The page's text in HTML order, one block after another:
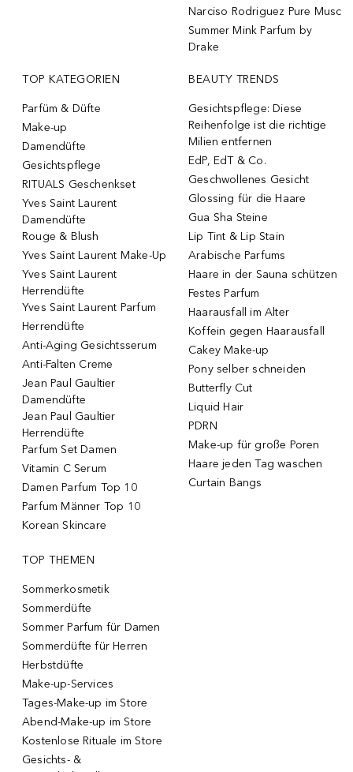
Narciso Rodriguez Pure Musc
Summer Mink Parfum by
Drake
TOP KATEGORIEN
Parfüm & Düfte
Make-up
Damendüfte
Gesichtspflege
RITUALS Geschenkset
Yves Saint Laurent
Damendüfte
Rouge & Blush
Yves Saint Laurent Make-Up
Yves Saint Laurent
Herrendüfte
Yves Saint Laurent Parfum
Herrendüfte
Anti-Aging Gesichtsserum
Anti-Falten Creme
Jean Paul Gaultier
Damendüfte
Jean Paul Gaultier
Herrendüfte
Parfum Set Damen
Vitamin C Serum
Damen Parfum Top 10
Parfum Männer Top 10
Korean Skincare
BEAUTY TRENDS
Gesichtspflege: Diese
Reihenfolge ist die richtige
Milien entfernen
EdP, EdT & Co.
Geschwollenes Gesicht
Glossing für die Haare
Gua Sha Steine
Lip Tint & Lip Stain
Arabische Parfums
Haare in der Sauna schützen
Festes Parfum
Haarausfall im Alter
Koffein gegen Haarausfall
Cakey Make-up
Pony selber schneiden
Butterfly Cut
Liquid Hair
PDRN
Make-up für große Poren
Haare jeden Tag waschen
Curtain Bangs
TOP THEMEN
Sommerkosmetik
Sommerdüfte
Sommer Parfum für Damen
Sommerdüfte für Herren
Herbstdüfte
Make-up-Services
Tages-Make-up im Store
Abend-Make-up im Store
Kostenlose Rituale im Store
Gesichts- &